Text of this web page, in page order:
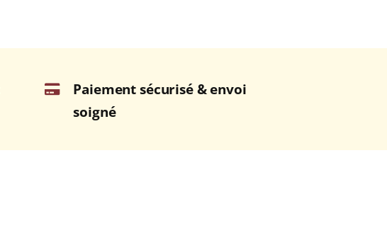
Paiement sécurisé & envoi
soigné